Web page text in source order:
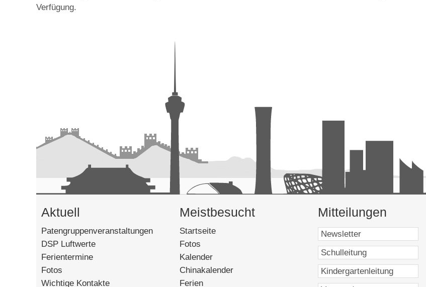
Verfügung.
Aktuell
Patengruppenveranstaltungen
DSP Luftwerte
Ferientermine
Fotos
Wichtige Kontakte
Meistbesucht
Startseite
Fotos
Kalender
Chinakalender
Ferien
Mitteilungen